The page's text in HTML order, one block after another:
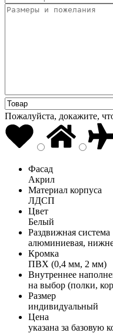
Пожалуйста, докажите,
Фасад
Акрил
Материал корпуса
ЛДСП
Цвет
Белый
Раздвижная система
алюминиевая,
Кромка
ПВХ (0,4 мм, 2 мм)
Внутреннее
на выбор (полки,
Размер
индивидуальный
Цена
указана за базовую